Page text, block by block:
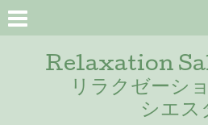
Relaxation
リラクゼーシ
シエス